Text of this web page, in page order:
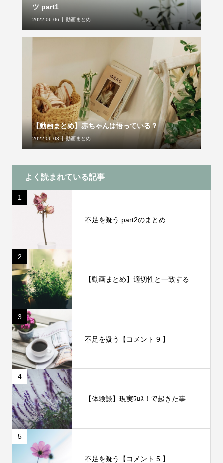
ツ part1
2022.06.06 動画まとめ
【動画まとめ】赤ちゃんは悟っている？
2022.06.03 動画まとめ
よく読まれている記事
1
不足を疑う part2のまとめ
2
【動画まとめ】適切性と一致する
3
不足を疑う【コメント 9 】
4
【体験談】現実ﾜﾛｽ！で起きた事
5
不足を疑う【コメント 5 】